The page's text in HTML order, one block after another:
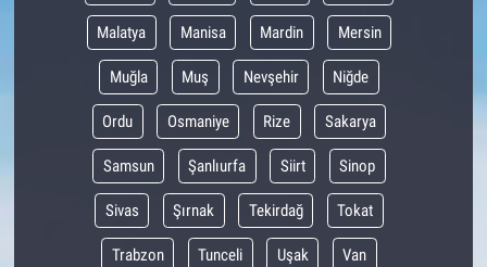
Malatya Manisa Mardin Mersin
Muğla Muş Nevşehir Niğde
Ordu Osmaniye Rize Sakarya
Samsun Şanlıurfa Siirt Sinop
Sivas Şırnak Tekirdağ Tokat
Trabzon Tunceli Uşak Van